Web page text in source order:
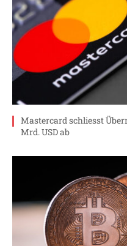
Mastercard schliesst
Mrd. USD ab